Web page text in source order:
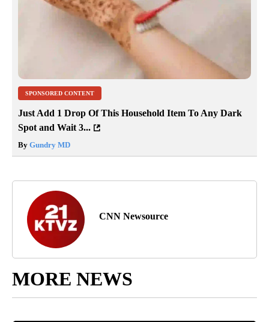
SPONSORED CONTENT
Just Add 1 Drop Of This Household Item To Any Dark
Spot and Wait 3...
By Gundry MD
CNN Newsource
MORE NEWS